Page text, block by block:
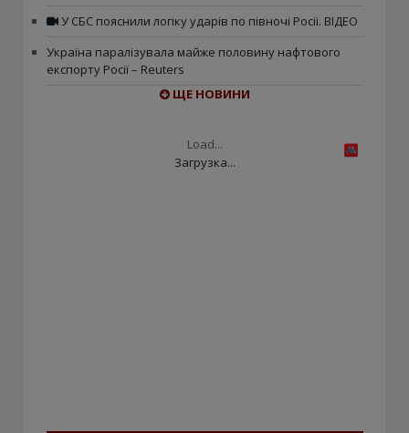
У СБС пояснили логіку ударів по півночі Росії. ВІДЕО
Україна паралізувала майже половину нафтового
експорту Росії – Reuters
ЩЕ НОВИНИ
Load...
Загрузка...